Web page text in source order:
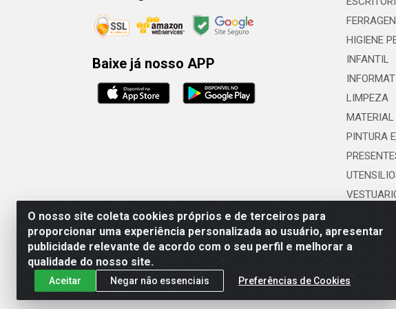
O nosso site coleta cookies próprios e de terceiros para
proporcionar uma experiência personalizada ao usuário, apresentar
publicidade relevante de acordo com o seu perfil e melhorar a
qualidade do nosso site.
Aceitar Negar não essenciais Preferências de Cookies
Baixe já nosso APP
HIGIENE
INFANTIL
LIMPEZA
MATERIAL
PINTURA
Rafael & Dantas LTDA - Rua